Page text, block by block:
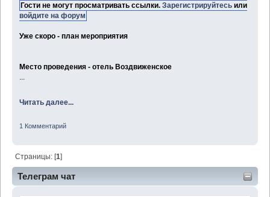
Телеграм чат
Гости не могут просматривать ссылки.Зарегистрируйтесь или
войдите на форум
Уже скоро - план мероприятия
Место проведения - отель Воздвиженское
...
Читать далее...
1 Комментарий
Страницы: [1]